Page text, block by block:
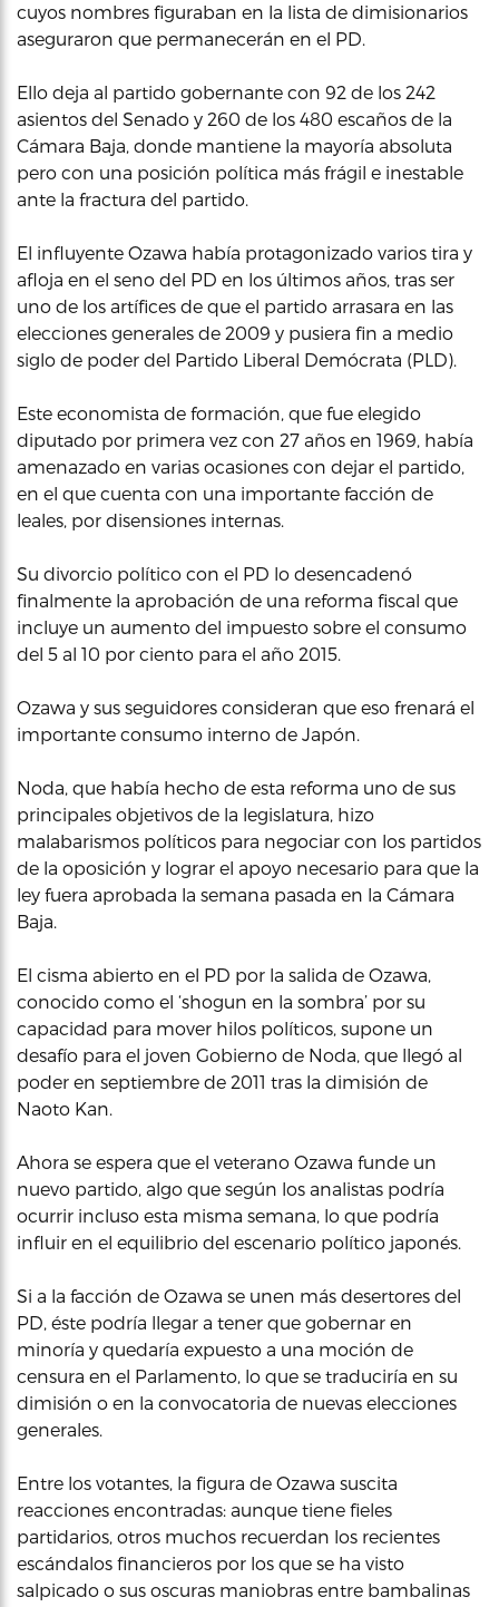
cuyos nombres figuraban en la lista de dimisionarios
aseguraron que permanecerán en el PD.
Ello deja al partido gobernante con 92 de los 242
asientos del Senado y 260 de los 480 escaños de la
Cámara Baja, donde mantiene la mayoría absoluta
pero con una posición política más frágil e inestable
ante la fractura del partido.
El influyente Ozawa había protagonizado varios tira y
afloja en el seno del PD en los últimos años, tras ser
uno de los artífices de que el partido arrasara en las
elecciones generales de 2009 y pusiera fin a medio
siglo de poder del Partido Liberal Demócrata (PLD).
Este economista de formación, que fue elegido
diputado por primera vez con 27 años en 1969, había
amenazado en varias ocasiones con dejar el partido,
en el que cuenta con una importante facción de
leales, por disensiones internas.
Su divorcio político con el PD lo desencadenó
finalmente la aprobación de una reforma fiscal que
incluye un aumento del impuesto sobre el consumo
del 5 al 10 por ciento para el año 2015.
Ozawa y sus seguidores consideran que eso frenará el
importante consumo interno de Japón.
Noda, que había hecho de esta reforma uno de sus
principales objetivos de la legislatura, hizo
malabarismos políticos para negociar con los partidos
de la oposición y lograr el apoyo necesario para que la
ley fuera aprobada la semana pasada en la Cámara
Baja.
El cisma abierto en el PD por la salida de Ozawa,
conocido como el ‘shogun en la sombra’ por su
capacidad para mover hilos políticos, supone un
desafío para el joven Gobierno de Noda, que llegó al
poder en septiembre de 2011 tras la dimisión de
Naoto Kan.
Ahora se espera que el veterano Ozawa funde un
nuevo partido, algo que según los analistas podría
ocurrir incluso esta misma semana, lo que podría
influir en el equilibrio del escenario político japonés.
Si a la facción de Ozawa se unen más desertores del
PD, éste podría llegar a tener que gobernar en
minoría y quedaría expuesto a una moción de
censura en el Parlamento, lo que se traduciría en su
dimisión o en la convocatoria de nuevas elecciones
generales.
Entre los votantes, la figura de Ozawa suscita
reacciones encontradas: aunque tiene fieles
partidarios, otros muchos recuerdan los recientes
escándalos financieros por los que se ha visto
salpicado o sus oscuras maniobras entre bambalinas